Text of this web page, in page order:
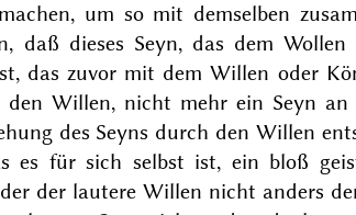
um so mit demselben
daß dieses Seyn, das dem Wollen
das zuvor mit dem Willen oder
Willen, nicht mehr ein Seyn an
des Seyns durch den Willen
es für sich selbst ist, ein bloß
der lautere Willen nicht anders